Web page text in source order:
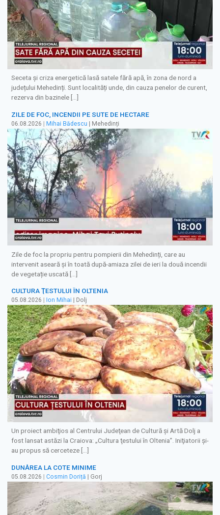
Seceta și criza energetică lasă satele fără apă, în zona de nord a
județului Mehedinți. Sunt localități unde, din cauza penelor de curent,
rezerva din bazinele […]
ZILE DE FOC, INCENDII PE SUTE DE HECTARE
06.08.2026 Mihai Bădescu | Mehedinți
Zile de foc la propriu pentru pompierii din Mehedinți, care au
intervenit aseară și în toată după-amiaza zilei de ieri la două incendii
de vegetație uscată […]
CULTURA ŢESTULUI ÎN OLTENIA
05.08.2026 Ion Mihai | Dolj
Un proiect ambiţios al Centrului Judeţean de Cultură şi Artă Dolj a
fost lansat astăzi la Craiova: „Cultura ţestului în Oltenia”. Iniţiatorii şi-
au propus să cerceteze […]
DUNĂREA LA COTE MINIME
05.08.2026 | Cosmin Doriță | Gorj